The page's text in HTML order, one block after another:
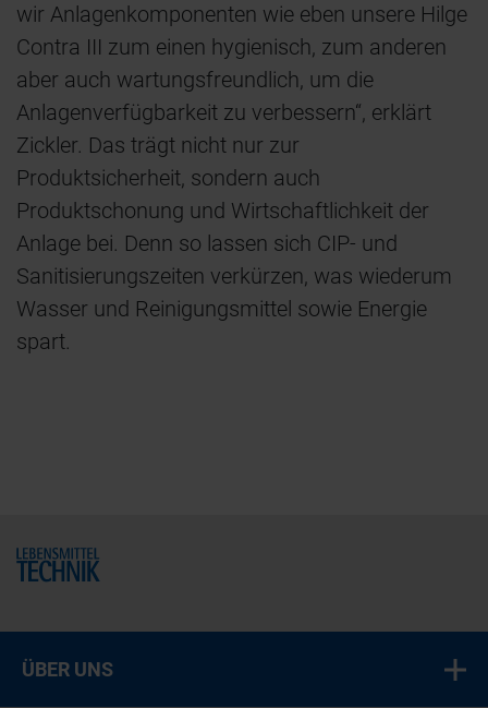
wir Anlagenkomponenten wie eben unsere Hilge
Contra III zum einen hygienisch, zum anderen
aber auch wartungsfreundlich, um die
Anlagenverfügbarkeit zu verbessern“, erklärt
Zickler. Das trägt nicht nur zur
Produktsicherheit, sondern auch
Produktschonung und Wirtschaftlichkeit der
Anlage bei. Denn so lassen sich CIP- und
Sanitisierungszeiten verkürzen, was wiederum
Wasser und Reinigungsmittel sowie Energie
spart.
Home
ÜBER UNS